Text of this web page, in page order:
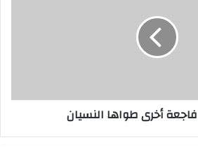
فاجعة أخرى طواها النسيان